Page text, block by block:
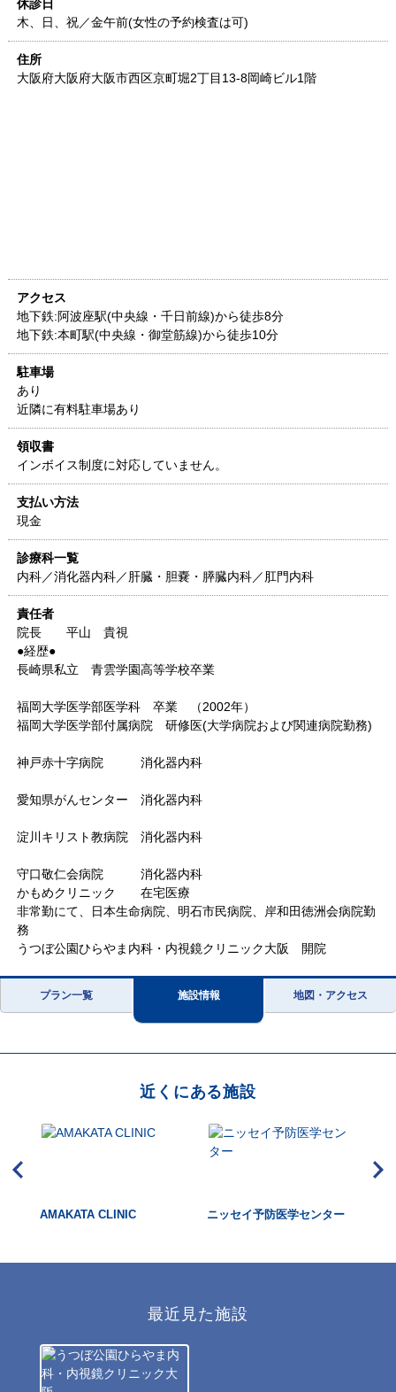
休診日
木、日、祝／金午前(女性の予約検査は可)
住所
大阪府大阪府大阪市西区京町堀2丁目13-8岡崎ビル1階
アクセス
地下鉄:阿波座駅(中央線・千日前線)から徒歩8分
地下鉄:本町駅(中央線・御堂筋線)から徒歩10分
駐車場
あり
近隣に有料駐車場あり
領収書
インボイス制度に対応していません。
支払い方法
現金
診療科一覧
内科／消化器内科／肝臓・胆嚢・膵臓内科／肛門内科
責任者
院長 平山 貴視
●経歴●
長崎県私立 青雲学園高等学校卒業
福岡大学医学部医学科 卒業 （2002年）
福岡大学医学部付属病院 研修医(大学病院および関連病院勤務)
神戸赤十字病院 消化器内科
愛知県がんセンター 消化器内科
淀川キリスト教病院 消化器内科
守口敬仁会病院 消化器内科
かもめクリニック 在宅医療
非常勤にて、日本生命病院、明石市民病院、岸和田徳洲会病院勤
務
うつぼ公園ひらやま内科・内視鏡クリニック大阪 開院
プラン一覧 施設情報 地図・アクセス
近くにある施設
AMAKATA CLINIC ニッセイ予防医学センター
最近見た施設